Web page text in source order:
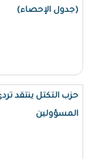
(جدول الإحصاء)
حزب التكتل ينتقد
المسؤولين